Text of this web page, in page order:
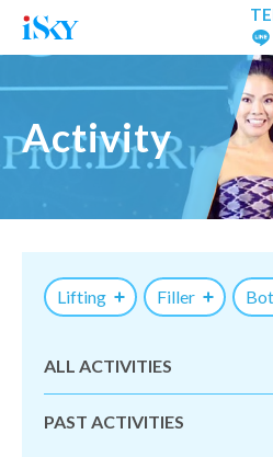
Activity
Lifting Filler
ALL ACTIVITIES
PAST ACTIVITIES